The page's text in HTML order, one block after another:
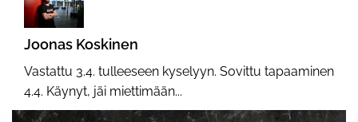
Joonas Koskinen
Vastattu 3.4. tulleeseen kyselyyn. Sovittu tapaaminen
4.4. Käynyt, jäi miettimään...